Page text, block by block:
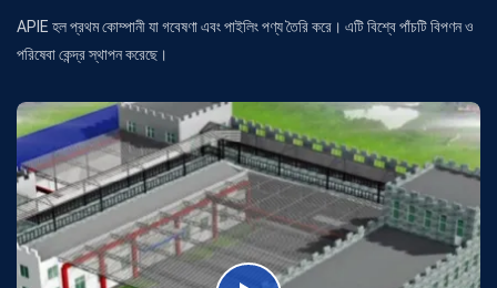
APIE হল প্রথম কোম্পানী যা গবেষণা এবং পাইলিং পণ্য তৈরি করে। এটি বিশ্বে পাঁচটি বিপণন ও
পরিষেবা কেন্দ্র স্থাপন করেছে।